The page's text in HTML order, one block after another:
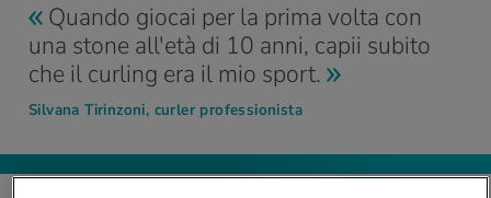
Quando giocai per la prima volta con
una stone all'età di 10 anni, capii subito
che il curling era il mio sport.
Silvana Tirinzoni, curler professionista